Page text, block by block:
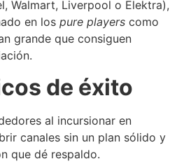
Walmart, Liverpool o Elektra),
en los pure players como
grande que consiguen
de éxito
al incursionar en
canales sin un plan sólido y
que dé respaldo.